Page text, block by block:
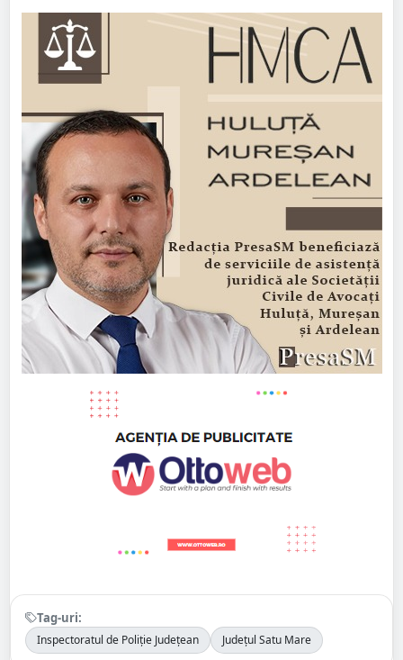
Tag-uri:
Inspectoratul de Poliție Județean Județul Satu Mare